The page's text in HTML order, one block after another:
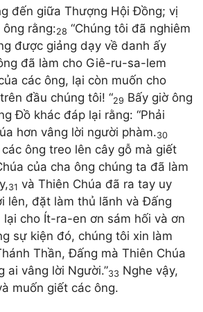
đến giữa Thượng Hội Đồng; vị
rằng:28 “Chúng tôi đã nghiêm
được giảng dạy về danh ấy
đã làm cho Giê-ru-sa-lem
các ông, lại còn muốn cho
đầu chúng tôi! “29 Bấy giờ ông
Đồ khác đáp lại rằng: “Phải
hơn vâng lời người phàm.30
ông treo lên cây gỗ mà giết
của cha ông chúng ta đã làm
31 và Thiên Chúa đã ra tay uy
lên, đặt làm thủ lãnh và Đấng
cho Ít-ra-en ơn sám hối và ơn
sự kiện đó, chúng tôi xin làm
Thần, Đấng mà Thiên Chúa
ai vâng lời Người.”33 Nghe vậy,
muốn giết các ông.